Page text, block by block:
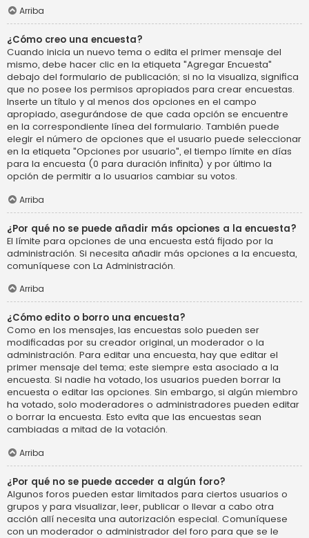
Arriba
¿Cómo creo una encuesta?
Cuando inicia un nuevo tema o edita el primer mensaje del
mismo, debe hacer clic en la etiqueta "Agregar Encuesta"
debajo del formulario de publicación; si no la visualiza, significa
que no posee los permisos apropiados para crear encuestas.
Inserte un título y al menos dos opciones en el campo
apropiado, asegurándose de que cada opción se encuentre
en la correspondiente línea del formulario. También puede
elegir el número de opciones que el usuario puede seleccionar
en la etiqueta "Opciones por usuario", el tiempo límite en días
para la encuesta (0 para duración infinita) y por último la
opción de permitir a lo usuarios cambiar su votos.
Arriba
¿Por qué no se puede añadir más opciones a la encuesta?
El límite para opciones de una encuesta está fijado por la
administración. Si necesita añadir más opciones a la encuesta,
comuníquese con La Administración.
Arriba
¿Cómo edito o borro una encuesta?
Como en los mensajes, las encuestas solo pueden ser
modificadas por su creador original, un moderador o la
administración. Para editar una encuesta, hay que editar el
primer mensaje del tema; este siempre esta asociado a la
encuesta. Si nadie ha votado, los usuarios pueden borrar la
encuesta o editar las opciones. Sin embargo, si algún miembro
ha votado, solo moderadores o administradores pueden editar
o borrar la encuesta. Esto evita que las encuestas sean
cambiadas a mitad de la votación.
Arriba
¿Por qué no se puede acceder a algún foro?
Algunos foros pueden estar limitados para ciertos usuarios o
grupos y para visualizar, leer, publicar o llevar a cabo otra
acción allí necesita una autorización especial. Comuníquese
con un moderador o administrador del foro para que se le